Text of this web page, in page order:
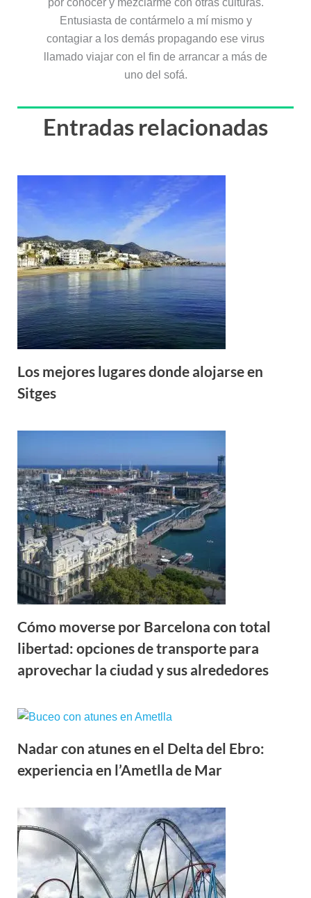
Entusiasta de contármelo a mí mismo y
contagiar a los demás propagando ese virus
llamado viajar con el fin de arrancar a más de
uno del sofá.
Entradas relacionadas
Los mejores lugares donde alojarse en
Sitges
Cómo moverse por Barcelona con total
libertad: opciones de transporte para
aprovechar la ciudad y sus alrededores
Nadar con atunes en el Delta del Ebro:
experiencia en l’Ametlla de Mar